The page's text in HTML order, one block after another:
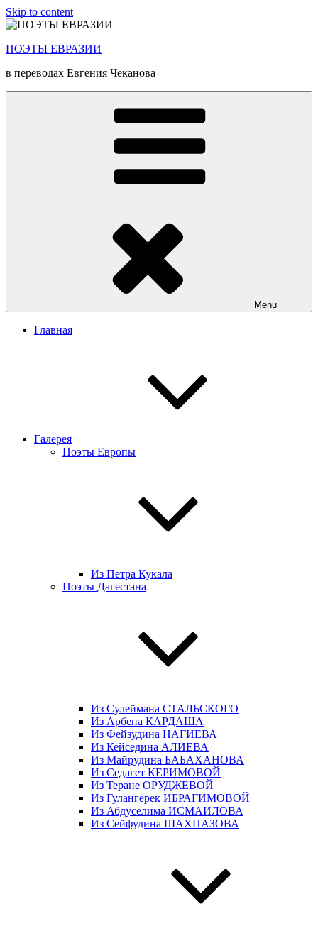
Skip to content
ПОЭТЫ ЕВРАЗИИ
в переводах Евгения Чеканова
Menu
Главная
Галерея
Поэты Европы
Из Петра Кукала
Поэты Дагестана
Из Сулеймана СТАЛЬСКОГО
Из Арбена КАРДАША
Из Фейзудина НАГИЕВА
Из Кейседина АЛИЕВА
Из Майрудина БАБАХАНОВА
Из Седагет КЕРИМОВОЙ
Из Теране ОРУДЖЕВОЙ
Из Гулангерек ИБРАГИМОВОЙ
Из Абдуселима ИСМАИЛОВА
Из Сейфудина ШАХПАЗОВА